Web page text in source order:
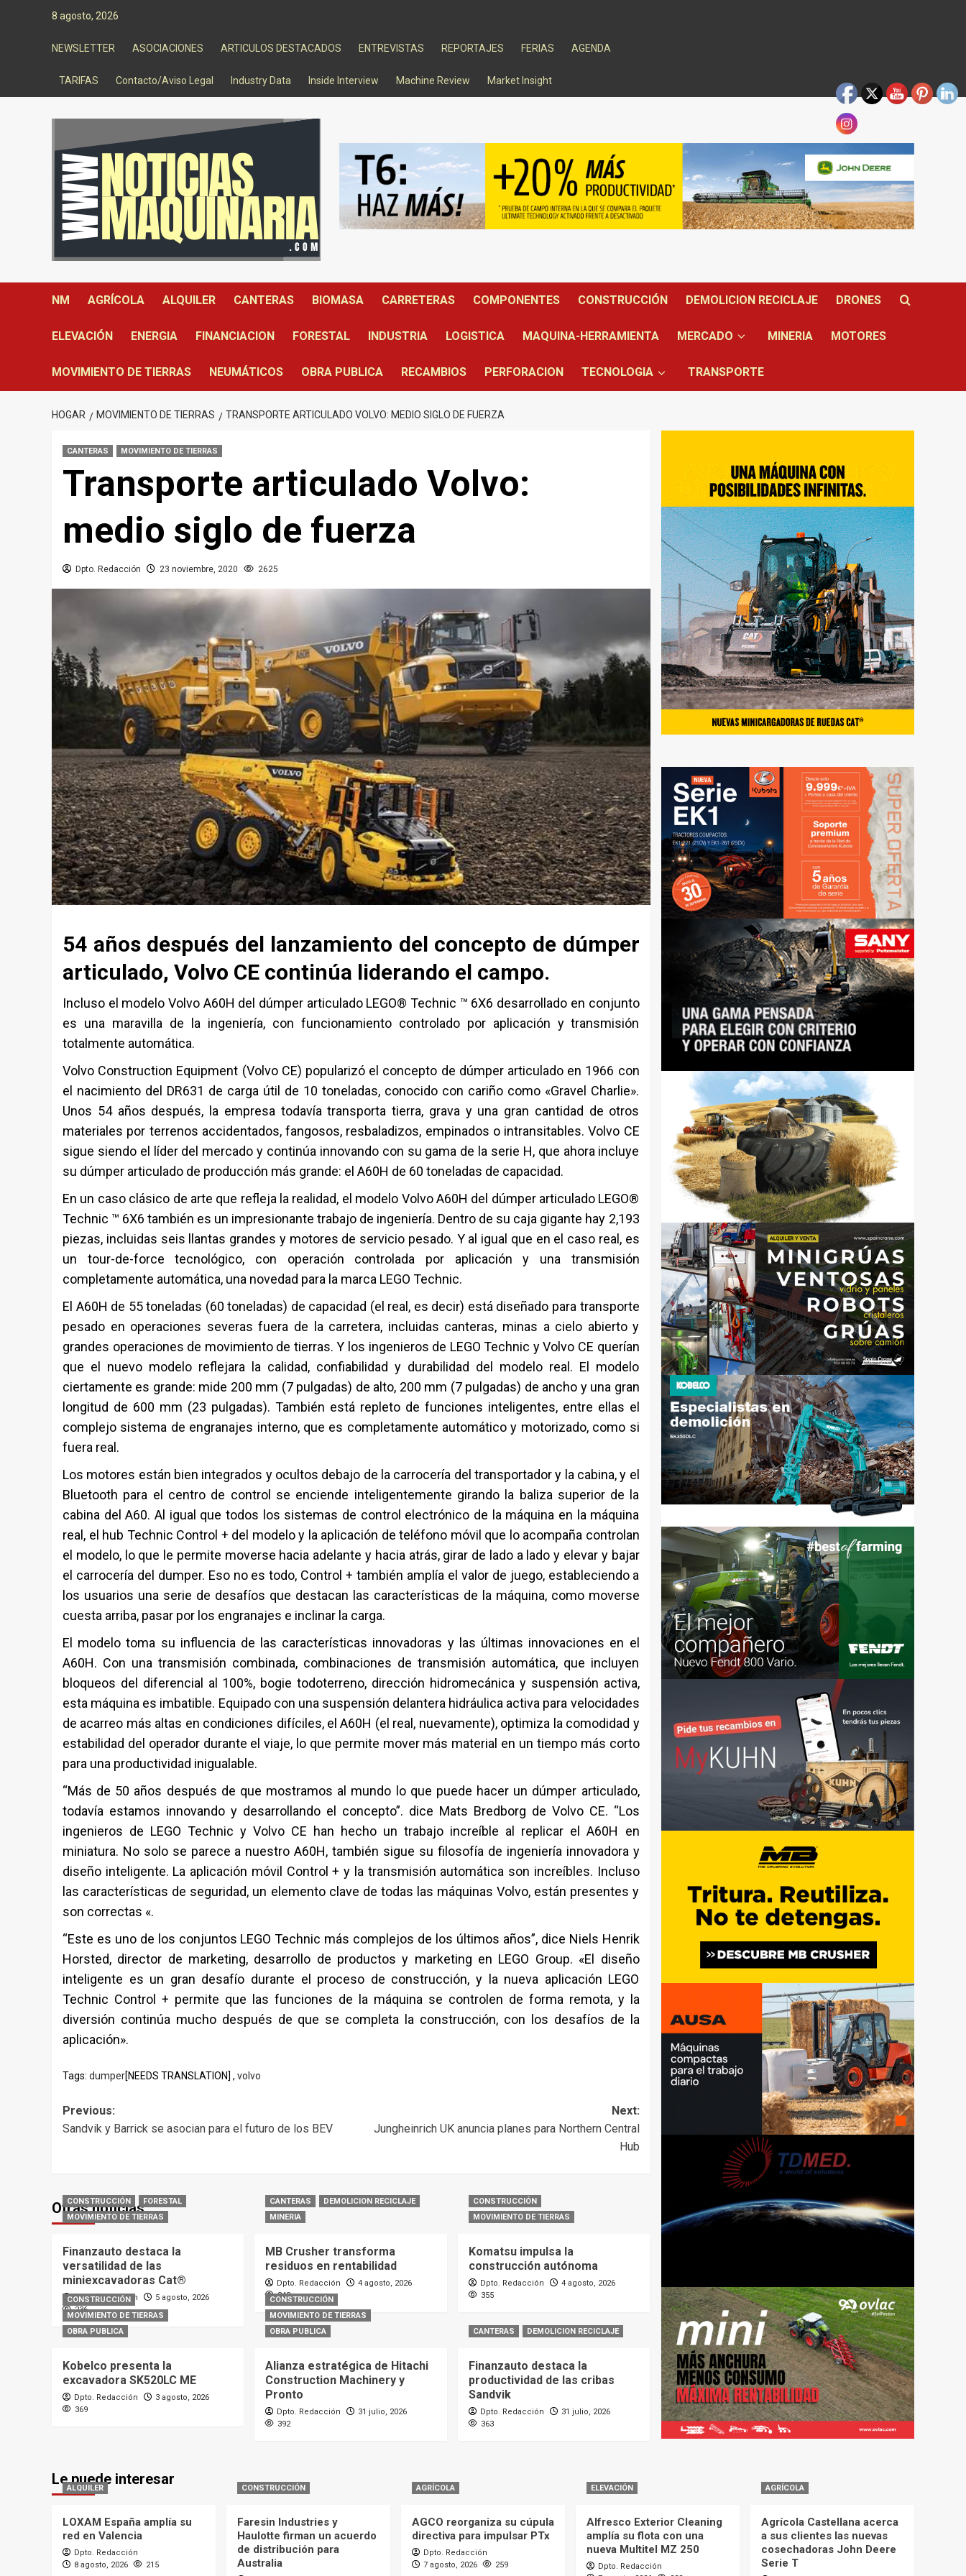
8 agosto, 2026
NEWSLETTER ASOCIACIONES ARTICULOS DESTACADOS ENTREVISTAS REPORTAJES FERIAS AGENDA
TARIFAS Contacto/Aviso Legal Industry Data Inside Interview Machine Review Market Insight
NM AGRÍCOLA ALQUILER CANTERAS BIOMASA CARRETERAS COMPONENTES CONSTRUCCIÓN DEMOLICION RECICLAJE DRONES
ELEVACIÓN ENERGIA FINANCIACION FORESTAL INDUSTRIA LOGISTICA MAQUINA-HERRAMIENTA MERCADO MINERIA MOTORES
MOVIMIENTO DE TIERRAS NEUMÁTICOS OBRA PUBLICA RECAMBIOS PERFORACION TECNOLOGIA TRANSPORTE
HOGAR MOVIMIENTO DE TIERRAS TRANSPORTE ARTICULADO VOLVO: MEDIO SIGLO DE FUERZA
CANTERAS MOVIMIENTO DE TIERRAS
Transporte articulado Volvo:
medio siglo de fuerza
Dpto. Redacción 23 noviembre, 2020 2625
54 años después del lanzamiento del concepto de dúmper
articulado, Volvo CE continúa liderando el campo.
Incluso el modelo Volvo A60H del dúmper articulado LEGO® Technic ™ 6X6 desarrollado en conjunto
es una maravilla de la ingeniería, con funcionamiento controlado por aplicación y transmisión
totalmente automática.
Volvo Construction Equipment (Volvo CE) popularizó el concepto de dúmper articulado en 1966 con
el nacimiento del DR631 de carga útil de 10 toneladas, conocido con cariño como «Gravel Charlie».
Unos 54 años después, la empresa todavía transporta tierra, grava y una gran cantidad de otros
materiales por terrenos accidentados, fangosos, resbaladizos, empinados o intransitables. Volvo CE
sigue siendo el líder del mercado y continúa innovando con su gama de la serie H, que ahora incluye
su dúmper articulado de producción más grande: el A60H de 60 toneladas de capacidad.
En un caso clásico de arte que refleja la realidad, el modelo Volvo A60H del dúmper articulado LEGO®
Technic ™ 6X6 también es un impresionante trabajo de ingeniería. Dentro de su caja gigante hay 2,193
piezas, incluidas seis llantas grandes y motores de servicio pesado. Y al igual que en el caso real, es
un tour-de-force tecnológico, con operación controlada por aplicación y una transmisión
completamente automática, una novedad para la marca LEGO Technic.
El A60H de 55 toneladas (60 toneladas) de capacidad (el real, es decir) está diseñado para transporte
pesado en operaciones severas fuera de la carretera, incluidas canteras, minas a cielo abierto y
grandes operaciones de movimiento de tierras. Y los ingenieros de LEGO Technic y Volvo CE querían
que el nuevo modelo reflejara la calidad, confiabilidad y durabilidad del modelo real. El modelo
ciertamente es grande: mide 200 mm (7 pulgadas) de alto, 200 mm (7 pulgadas) de ancho y una gran
longitud de 600 mm (23 pulgadas). También está repleto de funciones inteligentes, entre ellas el
complejo sistema de engranajes interno, que es completamente automático y motorizado, como si
fuera real.
Los motores están bien integrados y ocultos debajo de la carrocería del transportador y la cabina, y el
Bluetooth para el centro de control se enciende inteligentemente girando la baliza superior de la
cabina del A60. Al igual que todos los sistemas de control electrónico de la máquina en la máquina
real, el hub Technic Control + del modelo y la aplicación de teléfono móvil que lo acompaña controlan
el modelo, lo que le permite moverse hacia adelante y hacia atrás, girar de lado a lado y elevar y bajar
el carrocería del dumper. Eso no es todo, Control + también amplía el valor de juego, estableciendo a
los usuarios una serie de desafíos que destacan las características de la máquina, como moverse
cuesta arriba, pasar por los engranajes e inclinar la carga.
El modelo toma su influencia de las características innovadoras y las últimas innovaciones en el
A60H. Con una transmisión combinada, combinaciones de transmisión automática, que incluyen
bloqueos del diferencial al 100%, bogie todoterreno, dirección hidromecánica y suspensión activa,
esta máquina es imbatible. Equipado con una suspensión delantera hidráulica activa para velocidades
de acarreo más altas en condiciones difíciles, el A60H (el real, nuevamente), optimiza la comodidad y
estabilidad del operador durante el viaje, lo que permite mover más material en un tiempo más corto
para una productividad inigualable.
“Más de 50 años después de que mostramos al mundo lo que puede hacer un dúmper articulado,
todavía estamos innovando y desarrollando el concepto”. dice Mats Bredborg de Volvo CE. “Los
ingenieros de LEGO Technic y Volvo CE han hecho un trabajo increíble al replicar el A60H en
miniatura. No solo se parece a nuestro A60H, también sigue su filosofía de ingeniería innovadora y
diseño inteligente. La aplicación móvil Control + y la transmisión automática son increíbles. Incluso
las características de seguridad, un elemento clave de todas las máquinas Volvo, están presentes y
son correctas «.
“Este es uno de los conjuntos LEGO Technic más complejos de los últimos años”, dice Niels Henrik
Horsted, director de marketing, desarrollo de productos y marketing en LEGO Group. «El diseño
inteligente es un gran desafío durante el proceso de construcción, y la nueva aplicación LEGO
Technic Control + permite que las funciones de la máquina se controlen de forma remota, y la
diversión continúa mucho después de que se completa la construcción, con los desafíos de la
aplicación».
Tags: dumper[NEEDS TRANSLATION] , volvo
Post
navigation
Previous:
Sandvik y Barrick se asocian para el futuro de los BEV
Next:
Jungheinrich UK anuncia planes para Northern Central
Hub
Otras noticias
CONSTRUCCIÓN
FORESTAL
MOVIMIENTO DE TIERRAS
Finanzauto destaca la
versatilidad de las
miniexcavadoras Cat®
Dpto. Redacción
5 agosto, 2026
236
CANTERAS
DEMOLICION RECICLAJE
MINERIA
MB Crusher transforma
residuos en rentabilidad
Dpto. Redacción
4 agosto, 2026
343
CONSTRUCCIÓN
MOVIMIENTO DE TIERRAS
Komatsu impulsa la
construcción autónoma
Dpto. Redacción
4 agosto, 2026
355
CONSTRUCCIÓN
MOVIMIENTO DE TIERRAS
OBRA PUBLICA
Kobelco presenta la
excavadora SK520LC ME
Dpto. Redacción
3 agosto, 2026
369
CONSTRUCCIÓN
MOVIMIENTO DE TIERRAS
OBRA PUBLICA
Alianza estratégica de Hitachi
Construction Machinery y
Pronto
Dpto. Redacción
31 julio, 2026
392
CANTERAS DEMOLICION RECICLAJE
Finanzauto destaca la
productividad de las cribas
Sandvik
Dpto. Redacción
31 julio, 2026
363
Le puede interesar
ALQUILER
LOXAM España amplía su
red en Valencia
Dpto. Redacción
8 agosto, 2026
215
CONSTRUCCIÓN
Faresin Industries y
Haulotte firman un acuerdo
de distribución para
Australia
AGRÍCOLA
AGCO reorganiza su cúpula
directiva para impulsar PTx
Dpto. Redacción
7 agosto, 2026
259
ELEVACIÓN
Alfresco Exterior Cleaning
amplía su flota con una
nueva Multitel MZ 250
Dpto. Redacción
AGRÍCOLA
Agrícola Castellana acerca
a sus clientes las nuevas
cosechadoras John Deere
Serie T